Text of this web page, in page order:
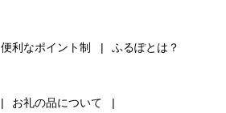
便利なポイント制 ふるぽとは？
お礼の品について